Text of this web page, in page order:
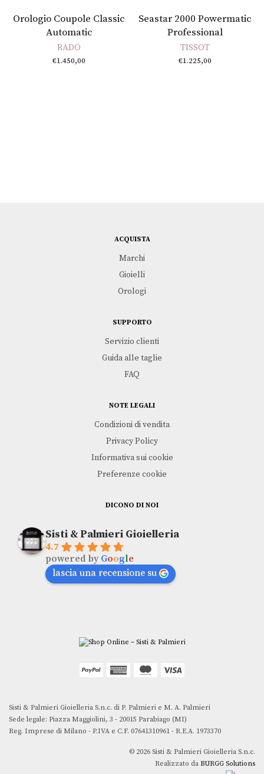
Leggi tutto
Orologio Coupole Classic
Automatic
RADO
€1.450,00
Leggi tutto
Seastar 2000 Powermatic
Professional
TISSOT
€1.225,00
ACQUISTA
Marchi
Gioielli
Orologi
SUPPORTO
Servizio clienti
Guida alle taglie
FAQ
NOTE LEGALI
Condizioni di vendita
Privacy Policy
Informativa sui cookie
Preferenze cookie
DICONO DI NOI
Sisti & Palmieri Gioielleria
4.7
powered by Google
lascia una recensione su
Sisti & Palmieri Gioielleria S.n.c. di P. Palmieri e M. A. Palmieri
Sede legale: Piazza Maggiolini, 3 - 20015 Parabiago (MI)
Reg. Imprese di Milano - P.IVA e C.F. 07641310961 - R.E.A. 1973370
© 2026 Sisti & Palmieri Gioielleria S.n.c.
Realizzato da BURGG Solutions